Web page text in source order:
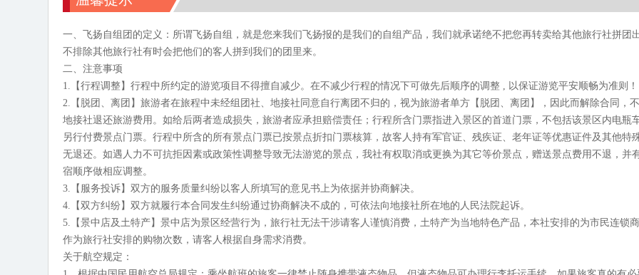
一、飞扬自组团的定义：所谓飞扬自组，就是您来我们飞扬报的是我们的自组产品，我们就承诺绝不把您再转卖给其他旅行社拼团
不排除其他旅行社有时会把他们的客人拼到我们的团里来。
二、注意事项
1.【行程调整】行程中所约定的游览项目不得擅自减少。在不减少行程的情况下可做先后顺序的调整 , 以保证游览平安顺畅为准则！
2.【脱团、离团】旅游者在旅程中未经组团社、地接社同意自行离团不归的，视为旅游者单方【脱团、离团】，因此而解除合同，
地接社退还旅游费用。如给后两者造成损失，旅游者应承担赔偿责任；行程所含门票指进入景区的首道门票，不包括该景区内电瓶
另行付费景点门票。行程中所含的所有景点门票已按景点折扣门票核算，故客人持有军官证、残疾证、老年证等优惠证件及其他特
无退还。如遇人力不可抗拒因素或政策性调整导致无法游览的景点，我社有权取消或更换为其它等价景点，赠送景点费用不退，并
宿顺序做相应调整。
3.【服务投诉】双方的服务质量纠纷以客人所填写的意见书上为依据并协商解决。
4.【双方纠纷】双方就履行本合同发生纠纷通过协商解决不成的，可依法向地接社所在地的人民法院起诉。
5.【景中店及土特产】景中店为景区经营行为，旅行社无法干涉请客人谨慎消费，土特产为当地特色产品，本社安排的为市民连锁
作为旅行社安排的购物次数，请客人根据自身需求消费。
关于航空规定：